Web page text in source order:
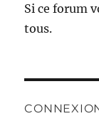
Si ce forum
tous.